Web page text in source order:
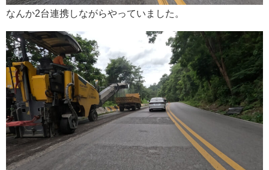
なんか2台連携しながらやっていました。